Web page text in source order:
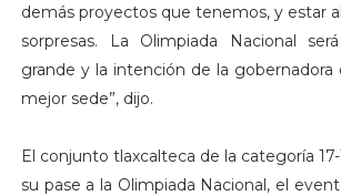
demás proyectos que tenemos, y estar
sorpresas. La Olimpiada Nacional
grande y la intención de la gobernadora
mejor sede”, dijo.
El conjunto tlaxcalteca de la categoría
su pase a la Olimpiada Nacional, el